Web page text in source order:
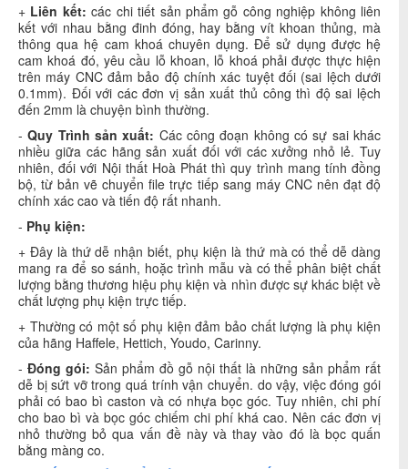
+ Liên kết: các chi tiết sản phẩm gỗ công nghiệp không liên
kết với nhau bằng đinh đóng, hay bằng vít khoan thủng, mà
thông qua hệ cam khoá chuyên dụng. Để sử dụng được hệ
cam khoá đó, yêu cầu lỗ khoan, lỗ khoá phải được thực hiện
trên máy CNC đảm bảo độ chính xác tuyệt đối (sai lệch dưới
0.1mm). Đối với các đơn vị sản xuất thủ công thì độ sai lệch
đến 2mm là chuyện bình thường.
-Quy Trình sản xuất: Các công đoạn không có sự sai khác
nhiều giữa các hãng sản xuất đối với các xưởng nhỏ lẻ. Tuy
nhiên, đối với Nội thất Hoà Phát thì quy trình mang tính đồng
bộ, từ bản vẽ chuyển file trực tiếp sang máy CNC nên đạt độ
chính xác cao và tiến độ rất nhanh.
- Phụ kiện:
+ Đây là thứ dễ nhận biết, phụ kiện là thứ mà có thể dễ dàng
mang ra để so sánh, hoặc trình mẫu và có thể phân biệt chất
lượng bằng thương hiệu phụ kiện và nhìn được sự khác biệt về
chất lượng phụ kiện trực tiếp.
+ Thường có một số phụ kiện đảm bảo chất lượng là phụ kiện
của hãng Haffele, Hettich, Youdo, Carinny.
- Đóng gói: Sản phẩm đồ gỗ nội thất là những sản phẩm rất
dễ bị sứt vỡ trong quá trính vận chuyển. do vậy, việc đóng gói
phải có bao bì caston và có nhựa bọc góc. Tuy nhiên, chi phí
cho bao bì và bọc góc chiếm chi phí khá cao. Nên các đơn vị
nhỏ thường bỏ qua vấn đề này và thay vào đó là bọc quấn
bằng màng co.